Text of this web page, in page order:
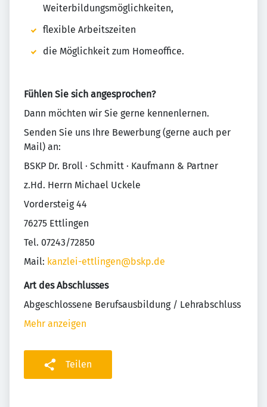
Weiterbildungsmöglichkeiten,
flexible Arbeitszeiten
die Möglichkeit zum Homeoffice.
Fühlen Sie sich angesprochen?
Dann möchten wir Sie gerne kennenlernen.
Senden Sie uns Ihre Bewerbung (gerne auch per
Mail) an:
BSKP Dr. Broll · Schmitt · Kaufmann & Partner
z.Hd. Herrn Michael Uckele
Vordersteig 44
76275 Ettlingen
Tel. 07243/72850
Mail: kanzlei-ettlingen@bskp.de
Art des Abschlusses
Abgeschlossene Berufsausbildung / Lehrabschluss
Mehr anzeigen
Teilen